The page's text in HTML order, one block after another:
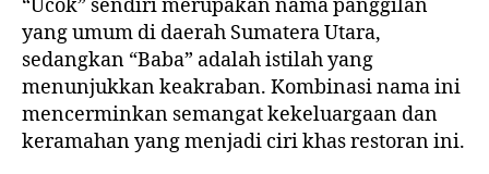
“Ucok” sendiri merupakan nama panggilan
yang umum di daerah Sumatera Utara,
sedangkan “Baba” adalah istilah yang
menunjukkan keakraban. Kombinasi nama ini
mencerminkan semangat kekeluargaan dan
keramahan yang menjadi ciri khas restoran ini.